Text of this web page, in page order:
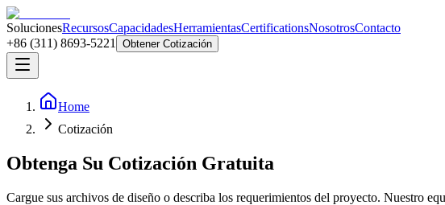
SolucionesRecursosCapacidadesHerramientasCertificationsNosotrosContacto
+86 (311) 8693-5221
Obtener Cotización
Home
Cotización
Obtenga Su Cotización Gratuita
Cargue sus archivos de diseño o describa los requerimientos del proyecto. Nuestro